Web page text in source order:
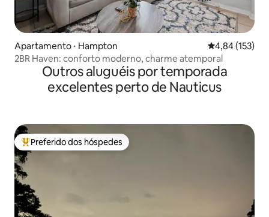
Apartamento ⋅ Hampton 4,84 de uma
4,84 (153)
2BR Haven: conforto moderno, charme atemporal
Outros aluguéis por temporada
excelentes perto de Nauticus
Entre os melhores preferidos dos hóspedes
Preferido dos hóspedes